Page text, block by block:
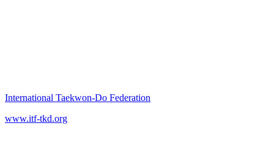
International Taekwon‑Do Federation
www.itf-tkd.org